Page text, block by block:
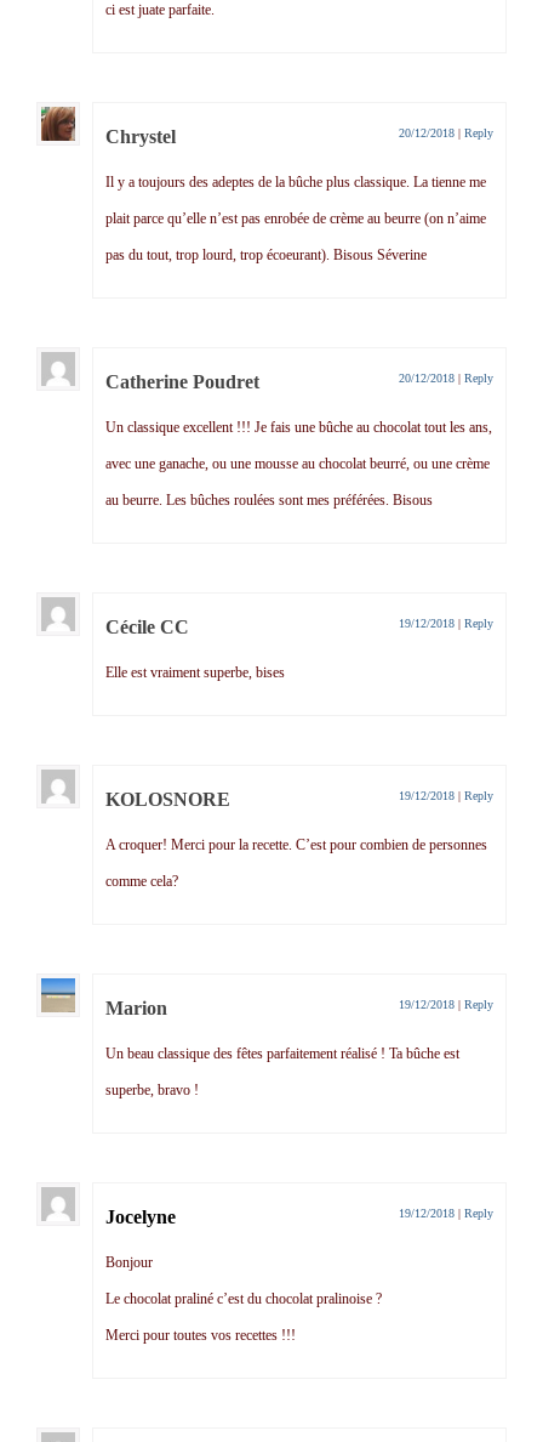
ci est juate parfaite.
Chrystel 20/12/2018 Reply
Il y a toujours des adeptes de la bûche plus classique. La tienne me
plait parce qu’elle n’est pas enrobée de crème au beurre (on n’aime
pas du tout, trop lourd, trop écoeurant). Bisous Séverine
Catherine Poudret 20/12/2018 Reply
Un classique excellent !!! Je fais une bûche au chocolat tout les ans,
avec une ganache, ou une mousse au chocolat beurré, ou une crème
au beurre. Les bûches roulées sont mes préférées. Bisous
Cécile CC 19/12/2018 Reply
Elle est vraiment superbe, bises
KOLOSNORE 19/12/2018 Reply
A croquer! Merci pour la recette. C’est pour combien de personnes
comme cela?
Marion 19/12/2018 Reply
Un beau classique des fêtes parfaitement réalisé ! Ta bûche est
superbe, bravo !
Jocelyne 19/12/2018 Reply
Bonjour
Le chocolat praliné c’est du chocolat pralinoise ?
Merci pour toutes vos recettes !!!